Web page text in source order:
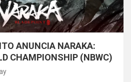
ANUNCIA NARAKA:
CHAMPIONSHIP (NBWC)